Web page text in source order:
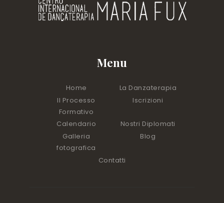
Menu
Home
La Danzaterapia
Il Processo
Formativo
Iscrizioni
Calendario
Nostri Diplomati
Galleria
fotografica
Blog
Contatti